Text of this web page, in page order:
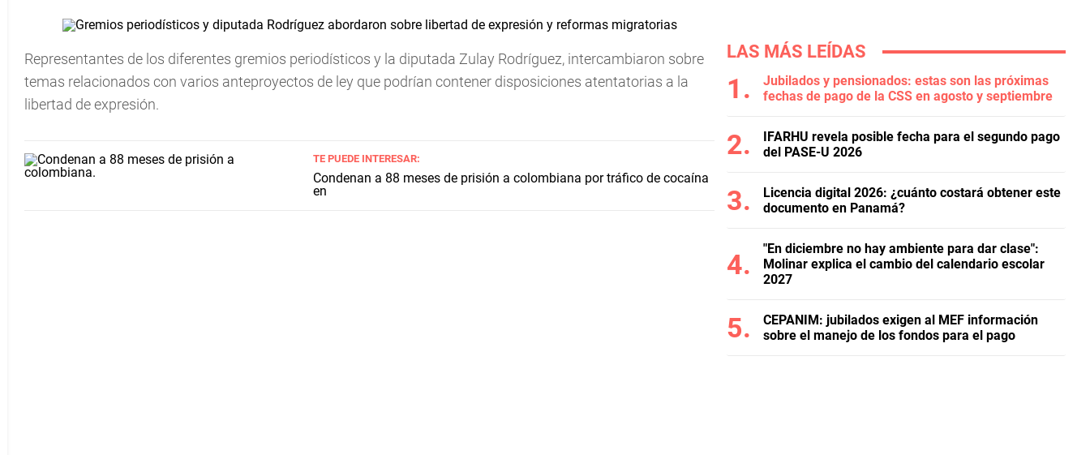
Representantes de los diferentes gremios periodísticos y la diputada Zulay Rodríguez, intercambiaron sobre
temas relacionados con varios anteproyectos de ley que podrían contener disposiciones atentatorias a la
libertad de expresión.
TE PUEDE INTERESAR:
Condenan a 88 meses de prisión a colombiana por tráfico de cocaína
en
LAS MÁS LEÍDAS
Jubilados y pensionados: estas son las próximas
fechas de pago de la CSS en agosto y septiembre
IFARHU revela posible fecha para el segundo pago
del PASE-U 2026
Licencia digital 2026: ¿cuánto costará obtener este
documento en Panamá?
"En diciembre no hay ambiente para dar clase":
Molinar explica el cambio del calendario escolar
2027
CEPANIM: jubilados exigen al MEF información
sobre el manejo de los fondos para el pago